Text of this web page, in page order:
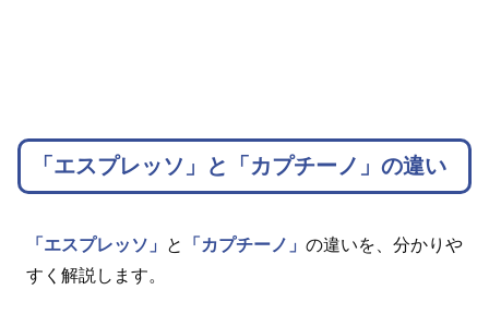
「エスプレッソ」と「カプチーノ」の違い
「エスプレッソ」 と 「カプチーノ」 の違いを、分かりや
すく解説します。